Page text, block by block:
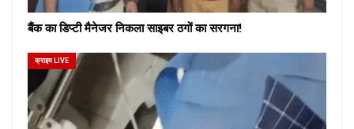
बैंक का डिप्टी मैनेजर निकला साइबर ठगों का सरगना!
क्राइम LIVE